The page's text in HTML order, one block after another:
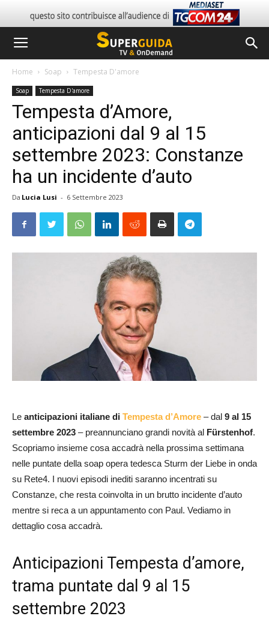
Home Soap Tempesta D'amore
Soap Tempesta D'amore
Tempesta d’Amore,
anticipazioni dal 9 al 15
settembre 2023: Constanze
ha un incidente d’auto
Da Lucia Lusi - 6 Settembre 2023
Le anticipazioni italiane di Tempesta d’Amore – dal 9 al 15
settembre 2023 – preannunciano grandi novità al Fürstenhof.
Scopriamo insieme cosa accadrà nella prossima settimana
nelle puntate della soap opera tedesca Sturm der Liebe in onda
su Rete4. I nuovi episodi inediti saranno incentrati su
Constanze, che resta coinvolta in un brutto incidente d’auto
mentre si reca a un appuntamento con Paul. Vediamo in
dettaglio cosa accadrà.
Anticipazioni Tempesta d’amore,
trama puntate dal 9 al 15
settembre 2023